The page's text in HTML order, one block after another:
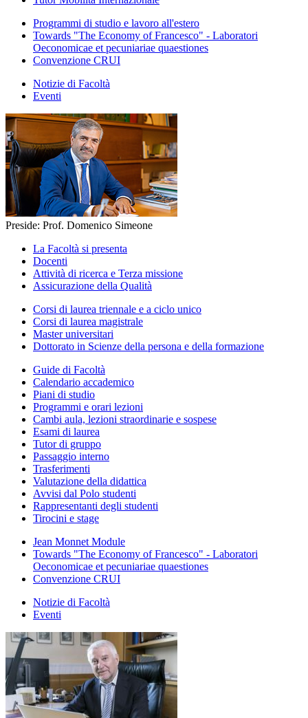
Programmi di studio e lavoro all'estero
Towards "The Economy of Francesco" - Laboratori
Oeconomicae et pecuniariae quaestiones
Convenzione CRUI
Notizie di Facoltà
Eventi
Preside: Prof. Domenico Simeone
La Facoltà si presenta
Docenti
Attività di ricerca e Terza missione
Assicurazione della Qualità
Corsi di laurea triennale e a ciclo unico
Corsi di laurea magistrale
Master universitari
Dottorato in Scienze della persona e della formazione
Guide di Facoltà
Calendario accademico
Piani di studio
Programmi e orari lezioni
Cambi aula, lezioni straordinarie e sospese
Esami di laurea
Tutor di gruppo
Passaggio interno
Trasferimenti
Valutazione della didattica
Avvisi dal Polo studenti
Rappresentanti degli studenti
Tirocini e stage
Jean Monnet Module
Towards "The Economy of Francesco" - Laboratori
Oeconomicae et pecuniariae quaestiones
Convenzione CRUI
Notizie di Facoltà
Eventi